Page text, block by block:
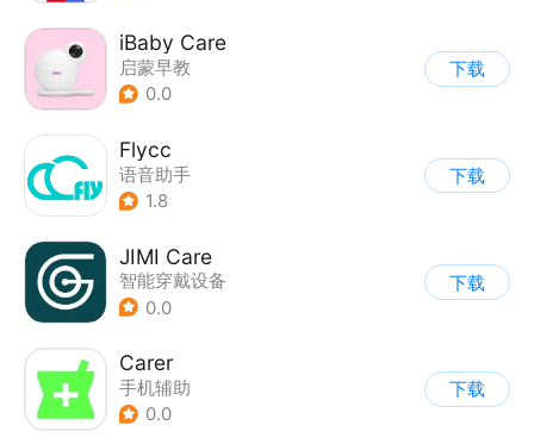
iBaby Care
启蒙早教
0.0
下载
Flycc
语音助手
1.8
下载
JIMI Care
智能穿戴设备
0.0
下载
Carer
手机辅助
0.0
下载